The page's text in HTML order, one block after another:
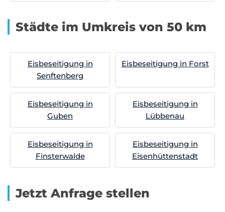
Städte im Umkreis von 50 km
Eisbeseitigung in
Senftenberg
Eisbeseitigung in Forst
Eisbeseitigung in
Guben
Eisbeseitigung in
Lübbenau
Eisbeseitigung in
Finsterwalde
Eisbeseitigung in
Eisenhüttenstadt
Jetzt Anfrage stellen